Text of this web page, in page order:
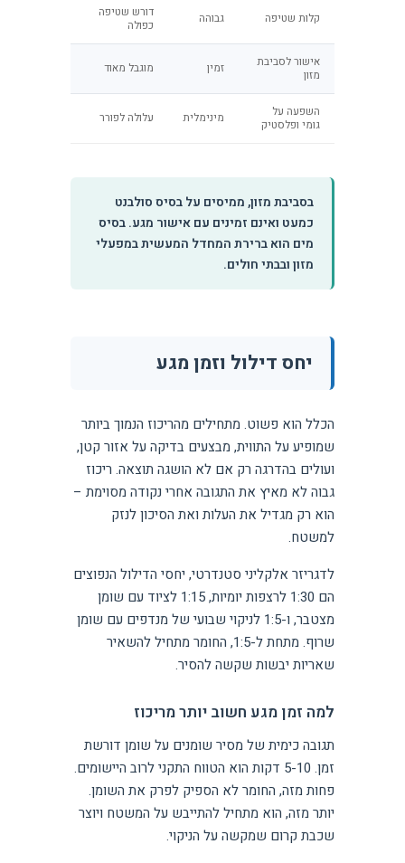
קלות שטיפה גבוהה
דורש שטיפה
כפולה
אישור לסביבת
מזון
זמין מוגבל מאוד
השפעה על
גומי ופלסטיק
מינימלית עלולה לפורר
בסביבת מזון, ממיסים על בסיס סולבנט
כמעט ואינם זמינים עם אישור מגע. בסיס
מים הוא ברירת המחדל המעשית במפעלי
מזון ובבתי חולים.
יחס דילול וזמן מגע
הכלל הוא פשוט. מתחילים מהריכוז הנמוך ביותר
שמופיע על התווית, מבצעים בדיקה על אזור קטן,
ועולים בהדרגה רק אם לא הושגה תוצאה. ריכוז
גבוה לא מאיץ את התגובה אחרי נקודה מסוימת –
הוא רק מגדיל את העלות ואת הסיכון לנזק
למשטח.
לדגריזר אלקליני סטנדרטי, יחסי הדילול הנפוצים
הם 1:30 לרצפות יומיות, 1:15 לציוד עם שומן
מצטבר, ו-1:5 לניקוי שבועי של מנדפים עם שומן
שרוף. מתחת ל-1:5, החומר מתחיל להשאיר
שאריות יבשות שקשה להסיר.
למה זמן מגע חשוב יותר מריכוז
תגובה כימית של מסיר שומנים על שומן דורשת
זמן. 5-10 דקות הוא הטווח התקני לרוב היישומים.
פחות מזה, החומר לא הספיק לפרק את השומן.
יותר מזה, הוא מתחיל להתייבש על המשטח ויוצר
שכבת קרום שמקשה על הניקוי.